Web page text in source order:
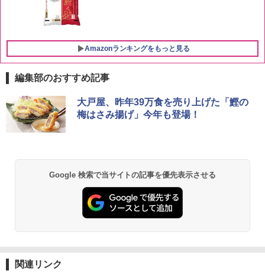
Amazonランキングをもっと見る
1
ブラックニッカ ニッカ Nikka ウィスキ
ー4000ml ブラックニッカクリア ウヰス
キー 【日本 アサヒ ウィスキー】 大容量
角瓶 2700ml サントリー ウイスキー ハ
イボール 大容量
1
チキンラーメン どんぶり 85g×12個 日清
食品 インスタント カップ麺
国分 tabete だし麺 千葉県産はまぐりだ
し 塩らーめん 108g×10袋 保存食 備蓄
￥2,294
3
1
シャープ 過熱水蒸気 オーブンレンジ 23
L 1段調理 ブラック RE-WF232-B シンプ
ル操作 コンパクト 一人暮らし 二人暮ら
￥29,582
[山善] スチームオーブンレンジ 25L 一人
編集部のおすすめ記事
大戸屋、昨年39万食を売り上げた「鰹の
梅はさみ揚げ」今年も登場！
Google 検索で当サイトの記事を優先表示させる
関連リンク